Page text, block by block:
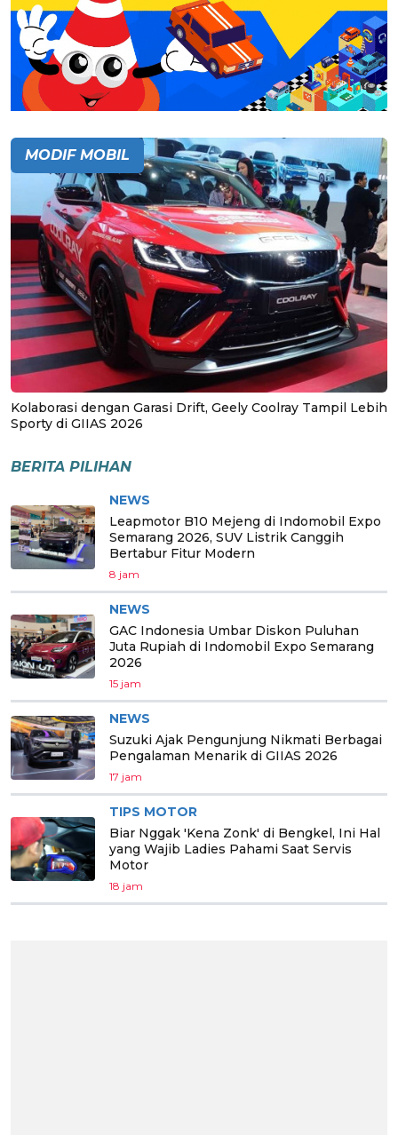
MODIF MOBIL
Kolaborasi dengan Garasi Drift, Geely Coolray Tampil Lebih
Sporty di GIIAS 2026
BERITA PILIHAN
NEWS
Leapmotor B10 Mejeng di Indomobil Expo
Semarang 2026, SUV Listrik Canggih
Bertabur Fitur Modern
8 jam
NEWS
GAC Indonesia Umbar Diskon Puluhan
Juta Rupiah di Indomobil Expo Semarang
2026
15 jam
NEWS
Suzuki Ajak Pengunjung Nikmati Berbagai
Pengalaman Menarik di GIIAS 2026
17 jam
TIPS MOTOR
Biar Nggak 'Kena Zonk' di Bengkel, Ini Hal
yang Wajib Ladies Pahami Saat Servis
Motor
18 jam